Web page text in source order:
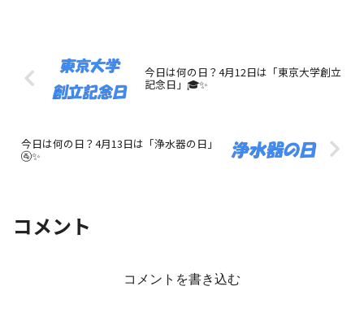
今日は何の日？4月12日は「東京大学創立
記念日」🎓✨
今日は何の日？4月13日は「浄水器の日」
🚰✨
コメント
コメントを書き込む